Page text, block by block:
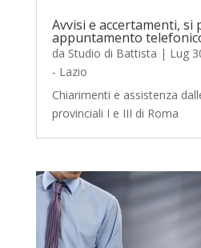
Avvisi e accertamenti,
appuntamento
da Studio di Battista | Lug
- Lazio
Chiarimenti e assistenza
provinciali I e III di Roma